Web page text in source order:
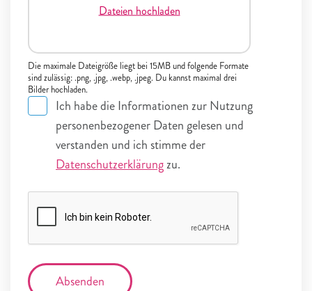
Dateien hochladen
Die maximale Dateigröße liegt bei 15MB und folgende Formate
sind zulässig: .png, .jpg, .webp, .jpeg. Du kannst maximal drei
Bilder hochladen.
Ich habe die Informationen zur Nutzung
personenbezogener Daten gelesen und
verstanden und ich stimme der
Datenschutzerklärungzu.
Absenden